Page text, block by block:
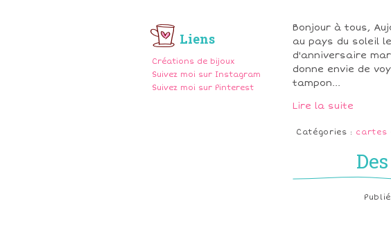
Liens
Créations de bijoux
Suivez moi sur Instagram
Suivez moi sur Pinterest
Bonjour à tous,
au pays du soleil
d'anniversaire
donne envie de
tampon...
Lire la suite
Catégories : cartes